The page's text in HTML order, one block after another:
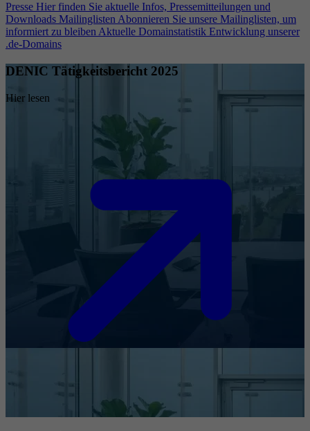
Presse Hier finden Sie aktuelle Infos, Pressemitteilungen und
Downloads Mailinglisten Abonnieren Sie unsere Mailinglisten, um
informiert zu bleiben Aktuelle Domainstatistik Entwicklung unserer
.de-Domains
DENIC Tätigkeitsbericht 2025
Hier lesen